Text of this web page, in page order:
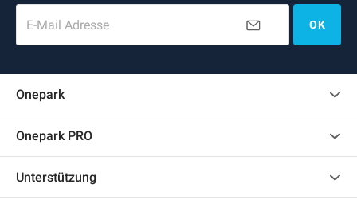
E-Mail Adresse OK
Onepark
Impressum
Onepark PRO
Werden Sie unser Partner
Unterstützung